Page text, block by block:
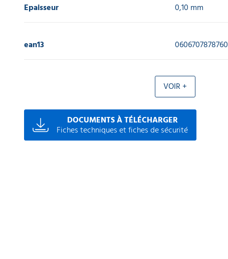
Epaisseur 0,10 mm
ean13 0606707878760
VOIR +
DOCUMENTS À TÉLÉCHARGER
Fiches techniques et fiches de sécurité